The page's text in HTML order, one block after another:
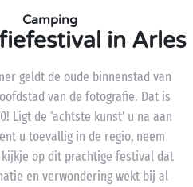
Camping
in Arles
geldt de oude binnenstad van
van de fotografie. Dat is
Ligt de ‘achtste kunst’ u na aan
u toevallig in de regio, neem
op dit prachtige festival dat
en verwondering wekt bij al